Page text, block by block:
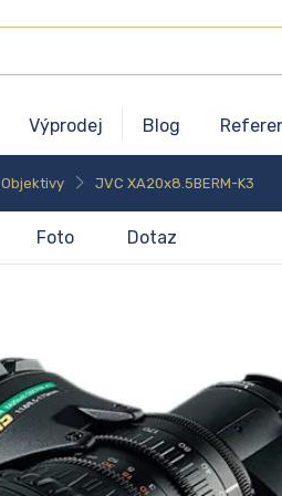
Výprodej Blog
Objektivy JVC XA20x8.5BERM-K3
Foto Dotaz